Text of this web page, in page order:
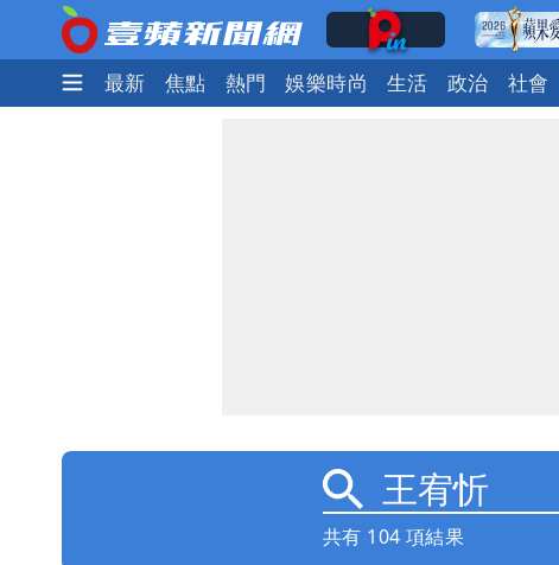
最新 焦點 熱門 娛樂時尚 生活 政治 社會
共有 104 項結果